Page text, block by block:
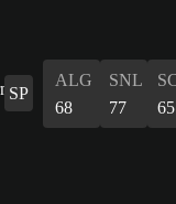
SP
ALG
68
SNL
77
65